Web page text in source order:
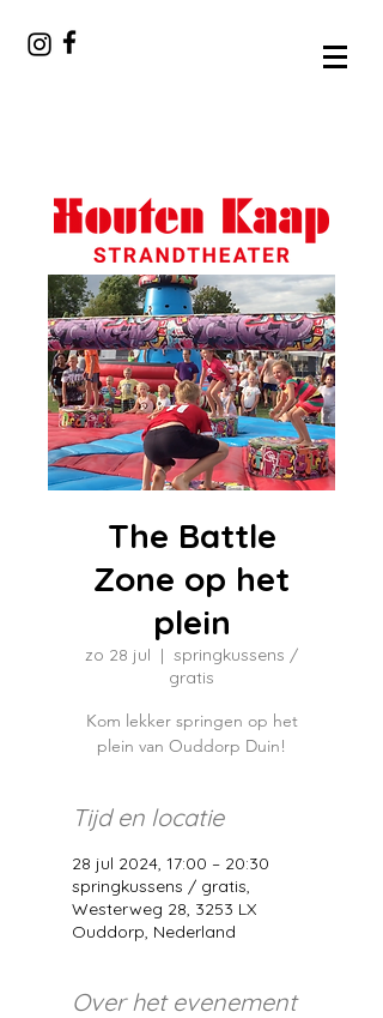
The Battle
Zone op het
plein
zo 28 jul
  |
springkussens /
gratis
Kom lekker springen op het
plein van Ouddorp Duin!
Tijd en locatie
28 jul 2024, 17:00 – 20:30
springkussens / gratis,
Westerweg 28, 3253 LX
Ouddorp, Nederland
Over het evenement